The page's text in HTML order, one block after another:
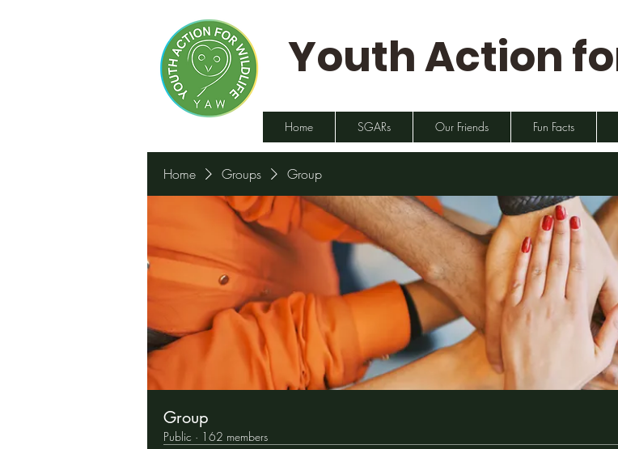
Youth Action
Home SGARs Our Friends Fun Facts
Home Groups Group
Group
Public · 162 members